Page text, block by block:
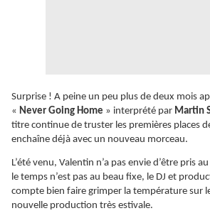
Surprise ! A peine un peu plus de deux mois
« Never Going Home » interprété par Martin
titre continue de truster les premières places
enchaîne déjà avec un nouveau morceau.
L’été venu, Valentin n’a pas envie d’être pris
le temps n’est pas au beau fixe, le DJ et
compte bien faire grimper la température sur
nouvelle production très estivale.